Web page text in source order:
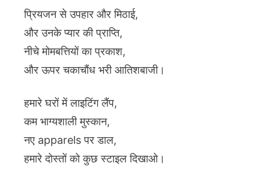
प्रियजन से उपहार और मिठाई,
और उनके प्यार की प्राप्ति,
नीचे मोमबत्तियों का प्रकाश,
और ऊपर चकाचौंध भरी आतिशबाजी।
हमारे घरों में लाइटिंग लैंप,
कम भाग्यशाली मुस्कान,
नए apparels पर डाल,
हमारे दोस्तों को कुछ स्टाइल दिखाओ।